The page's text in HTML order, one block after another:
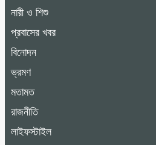
নারী ও শিশু
প্রবাসের খবর
বিনোদন
ভ্রমণ
মতামত
রাজনীতি
লাইফস্টাইল